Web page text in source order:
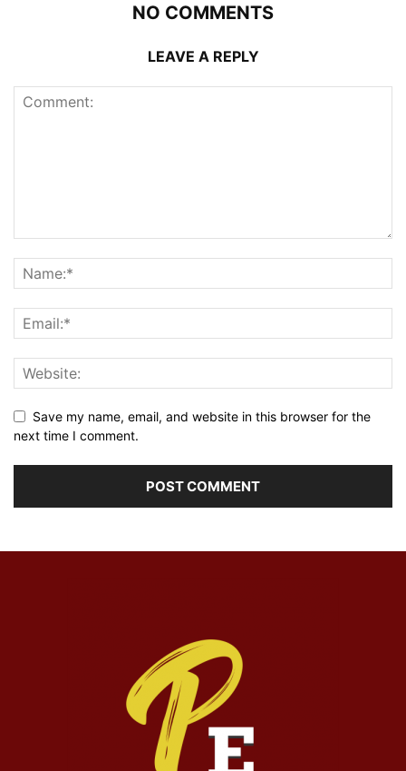
NO COMMENTS
LEAVE A REPLY
Save my name, email, and website in this browser for the
next time I comment.